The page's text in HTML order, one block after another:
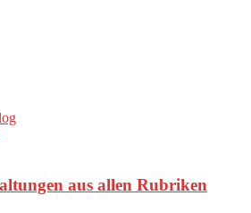
aus allen Rubriken